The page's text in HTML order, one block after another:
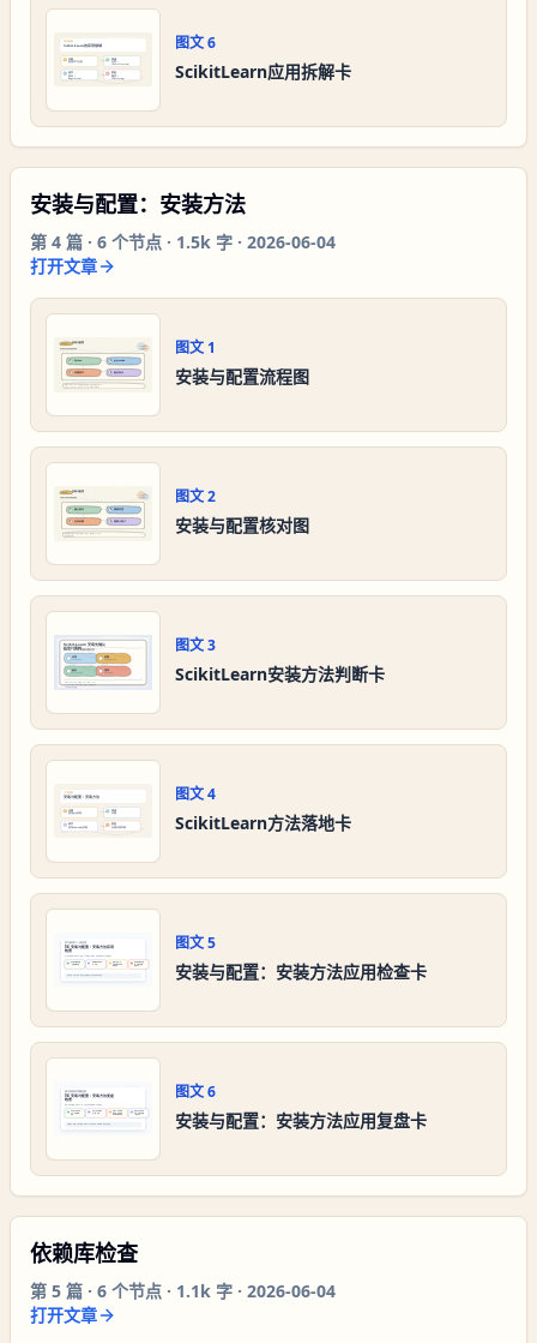
图文6
ScikitLearn应用拆解卡
安装与配置：安装方法
第 4 篇 · 6 个节点 · 1.5k 字 · 2026-06-04
打开文章
图文 1
安装与配置流程图
图文2
安装与配置核对图
图文3
ScikitLearn安装方法判断卡
图文4
ScikitLearn方法落地卡
图文5
安装与配置：安装方法应用检查卡
图文6
安装与配置：安装方法应用复盘卡
依赖库检查
第 5 篇 · 6 个节点 · 1.1k 字 · 2026-06-04
打开文章